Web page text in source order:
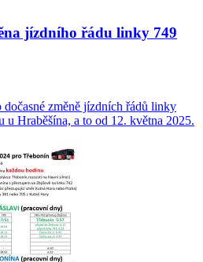
jízdního řádu linky 749
změně jízdních řádů linky
u Hraběšína, a to od 12. května 2025.